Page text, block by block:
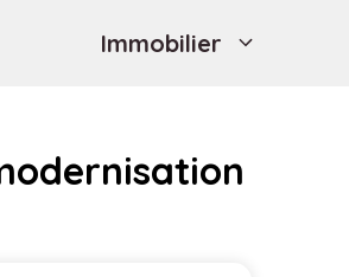
Immobilier